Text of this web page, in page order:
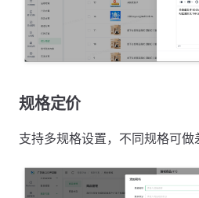
规格定价
支持多规格设置，不同规格可做